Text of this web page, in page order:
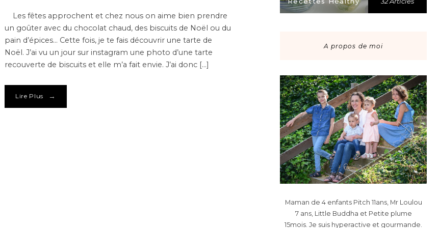
Les fêtes approchent et chez nous on aime bien prendre
un goûter avec du chocolat chaud, des biscuits de Noël ou du
pain d’épices… Cette fois, je te fais découvrir une tarte de
Noël. J’ai vu un jour sur instagram une photo d’une tarte
recouverte de biscuits et elle m’a fait envie. J’ai donc […]
Lire Plus →
A propos de moi
Maman de 4 enfants Pitch 11ans, Mr Loulou
7 ans, Little Buddha et Petite plume
15mois. Je suis hyperactive et gourmande.